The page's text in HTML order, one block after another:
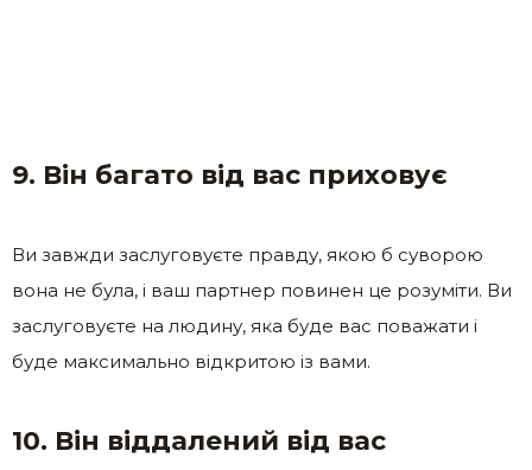
9. Він багато від вас приховує
Ви завжди заслуговуєте правду, якою б суворою
вона не була, і ваш партнер повинен це розуміти. Ви
заслуговуєте на людину, яка буде вас поважати і
буде максимально відкритою із вами.
10. Він віддалений від вас